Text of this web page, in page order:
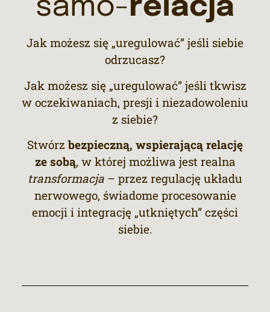
samo-relacja
Jak możesz się „uregulować” jeśli siebie
odrzucasz?
Jak możesz się „uregulować” jeśli tkwisz
w oczekiwaniach, presji i niezadowoleniu
z siebie?
Stwórzbezpieczną, wspierającą relację
ze sobą, w której możliwa jest realna
transformacja – przez regulację układu
nerwowego, świadome procesowanie
emocji i integrację „utkniętych” części
siebie.